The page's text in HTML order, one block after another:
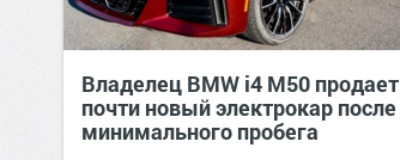
Владелец BMW i4 M50 продает
почти новый электрокар после
минимального пробега